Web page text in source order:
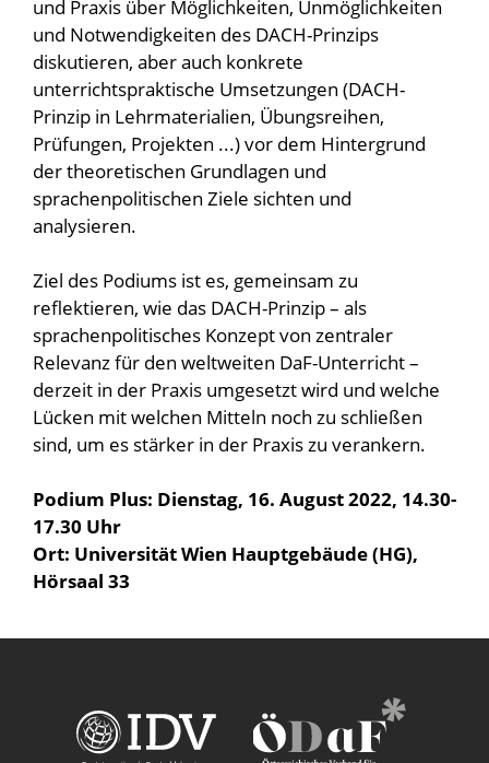
und Praxis über Möglichkeiten, Unmöglichkeiten
und Notwendigkeiten des DACH-Prinzips
diskutieren, aber auch konkrete
unterrichtspraktische Umsetzungen (DACH-
Prinzip in Lehrmaterialien, Übungsreihen,
Prüfungen, Projekten ...) vor dem Hintergrund
der theoretischen Grundlagen und
sprachenpolitischen Ziele sichten und
analysieren.
Ziel des Podiums ist es, gemeinsam zu
reflektieren, wie das DACH-Prinzip – als
sprachenpolitisches Konzept von zentraler
Relevanz für den weltweiten DaF-Unterricht –
derzeit in der Praxis umgesetzt wird und welche
Lücken mit welchen Mitteln noch zu schließen
sind, um es stärker in der Praxis zu verankern.
Podium Plus: Dienstag, 16. August 2022, 14.30-
17.30 Uhr
Ort: Universität Wien Hauptgebäude (HG),
Hörsaal 33